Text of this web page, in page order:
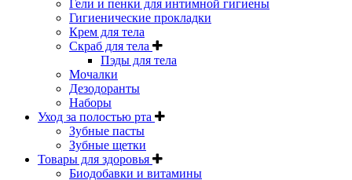
Гели и пенки для интимной гигиены
Гигиенические прокладки
Крем для тела
Скраб для тела
Пэды для тела
Мочалки
Дезодоранты
Наборы
Уход за полостью рта
Зубные пасты
Зубные щетки
Товары для здоровья
Биодобавки и витамины